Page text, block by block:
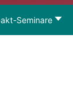
Seminare